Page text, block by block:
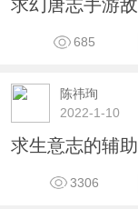
求幻唐志手游
685
陈祎珣
2022-1-10
求生意志的辅
3306